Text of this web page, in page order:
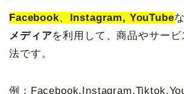
Facebook、 Instagram, YouTube
メディアを利用して、商品やサー
法です。
例：